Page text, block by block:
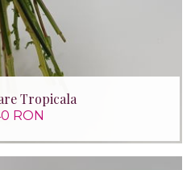
Tropicala
RON